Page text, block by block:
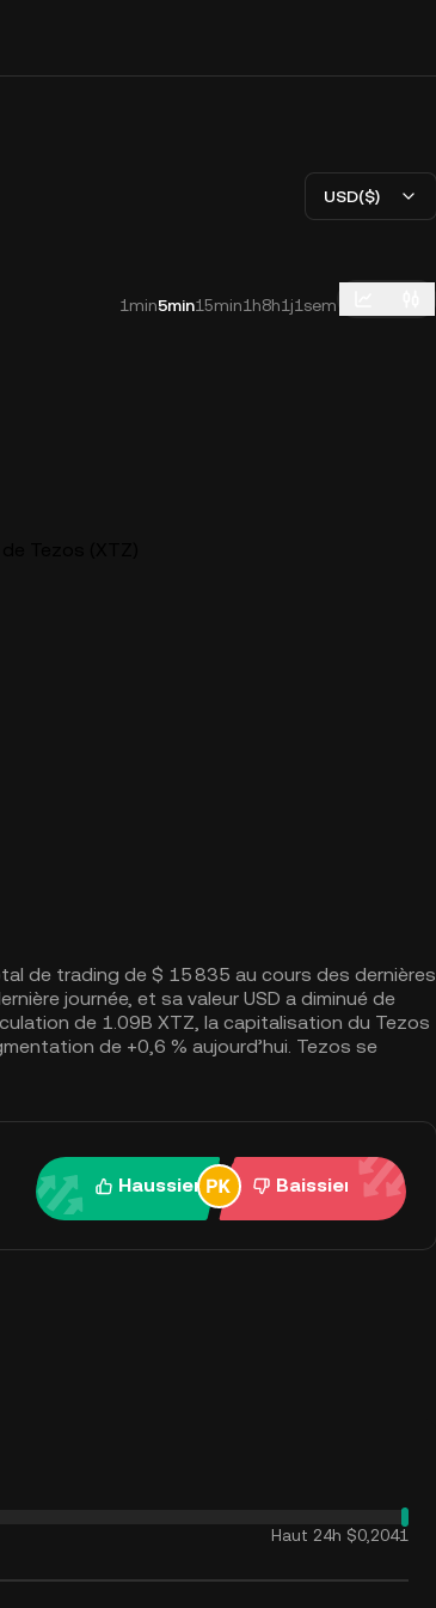
USD($)
1min5min15min1h8h1j1sem
de trading de $ 15 835 au cours des dernières
journée, et sa valeur USD a diminué de
de 1.09B XTZ, la capitalisation du Tezos
de +0,6 % aujourd’hui. Tezos se
Haussier Baissier
Haut 24h $0,2041